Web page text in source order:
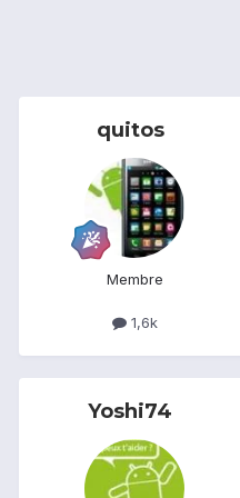
quitos
Membre
1,6k
Yoshi74